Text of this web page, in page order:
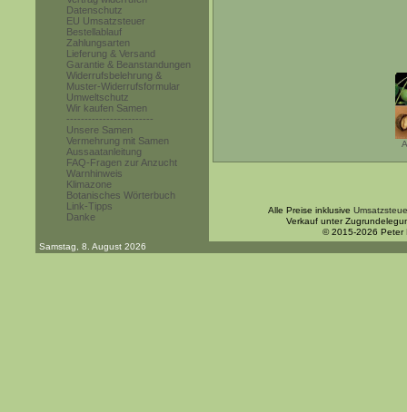
Datenschutz
EU Umsatzsteuer
Bestellablauf
Zahlungsarten
Lieferung & Versand
Garantie & Beanstandungen
Widerrufsbelehrung &
Muster-Widerrufsformular
Umweltschutz
Wir kaufen Samen
------------------------
Unsere Samen
Vermehrung mit Samen
Aussaatanleitung
FAQ-Fragen zur Anzucht
Warnhinweis
Klimazone
Botanisches Wörterbuch
Link-Tipps
Danke
Alle Preise inklusive
Verkauf unter
© 2015-2026 Peter
Samstag, 8. August 2026